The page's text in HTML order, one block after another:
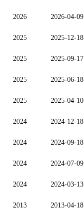
2026 2026-04-09
2025 2025-12-18
2025 2025-09-17
2025 2025-06-18
2025 2025-04-10
2024 2024-12-18
2024 2024-09-18
2024 2024-07-09
2024 2024-03-13
2013 2013-04-18